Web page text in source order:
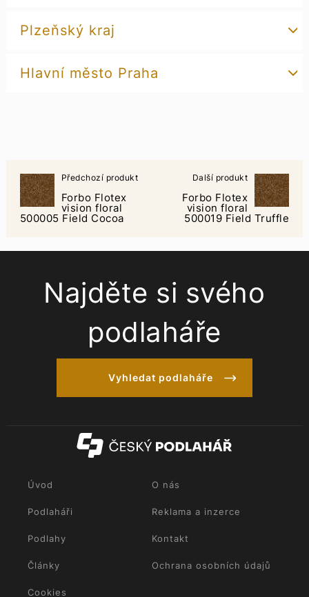
Plzeňský kraj
Hlavní město Praha
Předchozí produkt
Forbo Flotex
vision floral
500005 Field Cocoa
Další produkt
Forbo Flotex
vision floral
500019 Field Truffle
Najděte si svého
podlaháře
Vyhledat podlaháře
Úvod O nás
Podlaháři Reklama a inzerce
Podlahy Kontakt
Články Ochrana osobních údajů
Cookies